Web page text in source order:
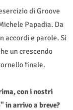
di Groove
Papadia. Da
accordi e parole. Si
un crescendo
finale.
con i nostri
in arrivo a breve?